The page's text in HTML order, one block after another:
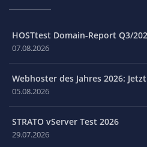
HOSTtest Domain-Report Q3/
07.08.2026
Webhoster des Jahres 2026:
05.08.2026
STRATO vServer Test 2026
29.07.2026